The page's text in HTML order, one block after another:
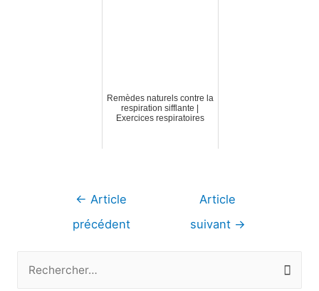
Remèdes naturels contre la
respiration sifflante |
Exercices respiratoires
Navigation
← Article
précédent
Article
suivant →